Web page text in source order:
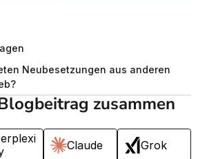
Neubesetzungen aus anderen
zusammen
Claude Grok